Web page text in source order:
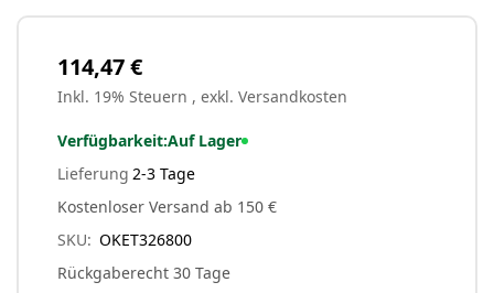
Anfang
Bildergalerie
springen114,47 €
Inkl. 19% Steuern , exkl. Versandkosten
Verfügbarkeit:Auf Lager
Lieferung 2-3 Tage
Kostenloser Versand ab 150 €
Rückgaberecht 30 Tage
SKU OKET326800